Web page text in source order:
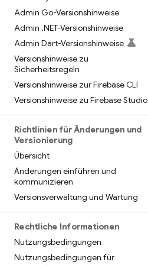
Admin Go-Versionshinweise
Admin .NET-Versionshinweise
Admin Dart-Versionshinweise
Versionshinweise zu
Sicherheitsregeln
Versionshinweise zur Firebase CLI
Versionshinweise zu Firebase Studio
Richtlinien für Änderungen und
Versionierung
Übersicht
Änderungen einführen und
kommunizieren
Versionsverwaltung und Wartung
Rechtliche Informationen
Nutzungsbedingungen
Nutzungsbedingungen für